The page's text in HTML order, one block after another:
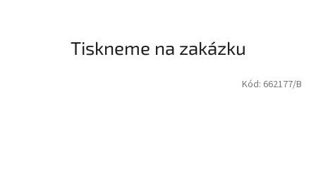
Tiskneme na zakázku
Kód: 662177/B